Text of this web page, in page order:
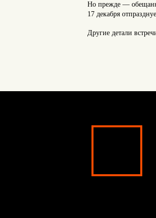
Но прежде —
17 декабря
Другие детали